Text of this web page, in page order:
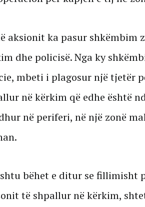
aksionit ka pasur shkëmbim
dhe policisë. Nga ky
mbeti i plagosur një tjetër
në kërkim që edhe është
në periferi, në një zonë
bëhet e ditur se fillimisht
të shpallur në kërkim,